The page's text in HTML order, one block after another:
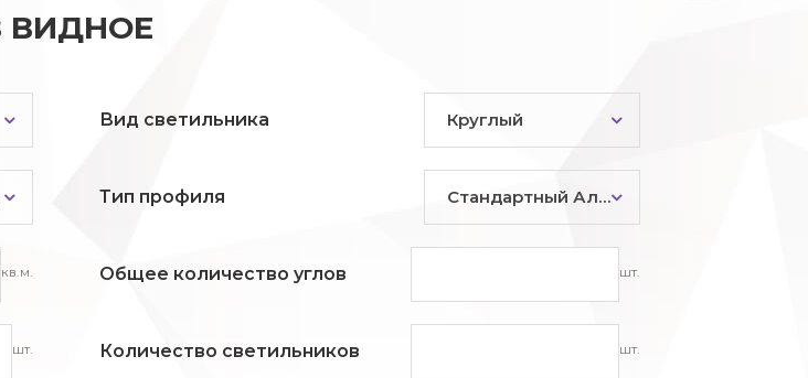
ВИДНОЕ
Вид светильника Круглый
Тип профиля Стандартный Алюминий
кв.м. Общее количество углов шт.
шт. Количество светильников шт.